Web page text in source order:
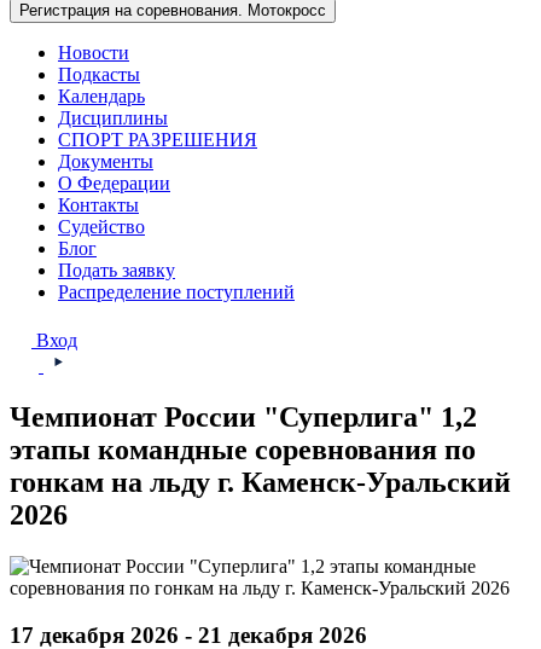
Регистрация на соревнования. Мотокросс
Новости
Подкасты
Календарь
Дисциплины
СПОРТ РАЗРЕШЕНИЯ
Документы
О Федерации
Контакты
Судейство
Блог
Подать заявку
Распределение поступлений
Вход
Чемпионат России "Суперлига" 1,2
этапы командные соревнования по
гонкам на льду г. Каменск-Уральский
2026
17 декабря 2026 - 21 декабря 2026